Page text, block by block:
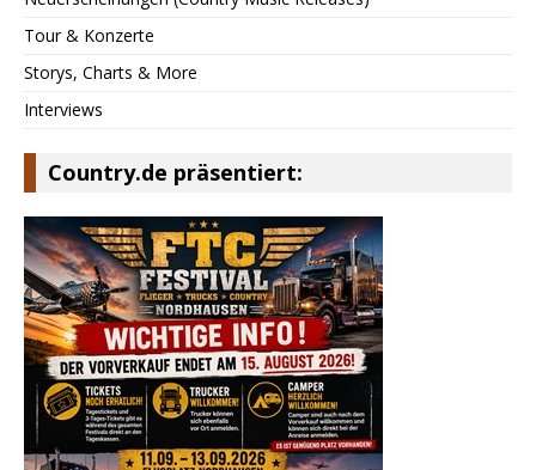
Tour & Konzerte
Storys, Charts & More
Interviews
Country.de präsentiert: